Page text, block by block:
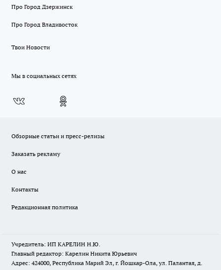
Про Город Дзержинск
Про Город Владивосток
Твои Новости
Мы в социальных сетях
Обзорные статьи и пресс-релизы
Заказать рекламу
О нас
Контакты
Редакционная политика
Учредитель: ИП КАРЕЛИН Н.Ю.
Главный редактор: Карелин Никита Юрьевич
Адрес: 424000, Республика Марий Эл, г. Йошкар-Ола, ул. Палантая, д.